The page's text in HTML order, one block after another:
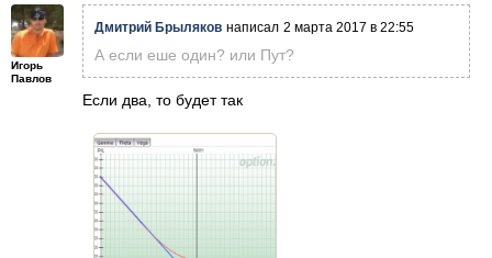
Игорь
Павлов
Дмитрий Брыляков написал 2 марта 2017 в 22:55
А если еше один? или Пут?
Если два, то будет так